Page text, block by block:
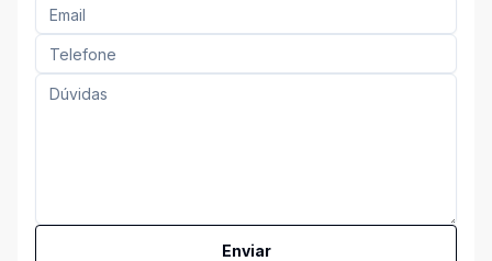
Enviar